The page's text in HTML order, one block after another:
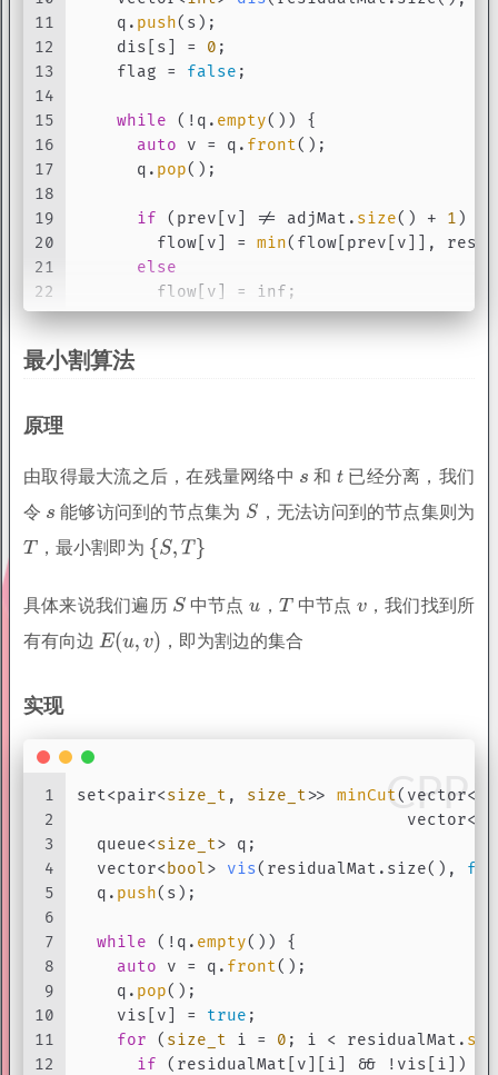
11
12
13
14
15
16
17
18
19
20
21
22
23
25
27
28
30
31
32
33
35
36
39
41
43
44
45
46
47
48
49
50
51
52
53
    q.
push(s);
    dis[s] =
0 ;
    flag =
false ;
while (!q. empty()) {
auto v = q. front();
      q.
pop();
if (prev[v] != adjMat. size() + 1 )
        flow[v] =
min(flow[prev[v]],
else
        flow[v] = inf;
residualMat[p][prev[p]] +=
          p = prev[p];
        }
        flag =
break
for (size_t i = 0; i < adjMat.size
if (dis[i] >
            dis[i] =
        }
    }
size_t f_max = 0 ;
    f_max += residualMat[t][i];
return {residualMat, f_max};
最小割算法
原理
由取得最大流之后，在残量网络中 和
已经分离，我们
令
能够访问到的节点集为
，无法访问到的节点集则为
，最小割即为
具体来说我们遍历 中节点 ， 中节点
，我们找到所
有有向边
，即为割边的集合
实现
CPP
1
2
3
4
5
6
7
8
9
10
11
12
set<pair<size_t , size_t>> minCut
  queue<
size_t> q;
vector<bool> vis(residualMat.size(),
  q.
push(s);
while (!q. empty()) {
auto v = q. front();
    q.
pop();
    vis[v] =
true ;
for ( size_t i = 0 ; i < residualMat.
if (residualMat[v][i] && !vis[i]) {